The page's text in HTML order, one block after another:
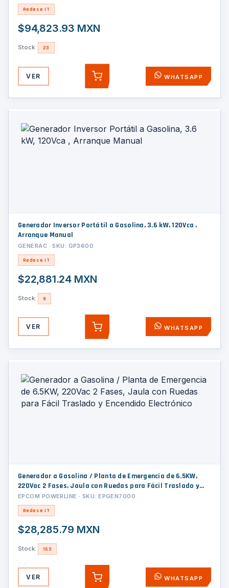
Redes e IT
$94,823.93 MXN
Stock: 23
VER AGREGAR WHATSAPP
Generador Inversor Portátil a Gasolina, 3.6 kW, 120Vca ,
Arranque Manual
GENERAC · SKU: GP3600
Redes e IT
$22,881.24 MXN
Stock: 9
VER AGREGAR WHATSAPP
Generador a Gasolina / Planta de Emergencia de 6.5KW,
220Vac 2 Fases, Jaula con Ruedas para Fácil Traslado y
Encendido Electrónico
EPCOM POWERLINE · SKU: EPGEN7000
Redes e IT
$28,285.79 MXN
Stock: 153
VER AGREGAR WHATSAPP